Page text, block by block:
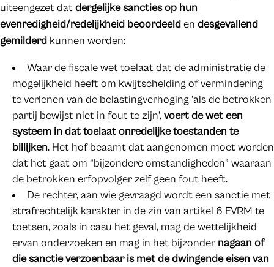
uiteengezet datdergelijke sancties op hun
evenredigheid/redelijkheid beoordeeld en desgevallend
gemilderd kunnen worden:
Waar de fiscale wet toelaat dat de administratie de
mogelijkheid heeft om kwijtschelding of vermindering
te verlenen van de belastingverhoging ‘als de betrokken
partij bewijst niet in fout te zijn’,voert de wet een
systeem in dat toelaat onredelijke toestanden te
billijken. Het hof beaamt dat aangenomen moet worden
dat het gaat om “bijzondere omstandigheden” waaraan
de betrokken erfopvolger zelf geen fout heeft.
De rechter, aan wie gevraagd wordt een sanctie met
strafrechtelijk karakter in de zin van artikel 6 EVRM te
toetsen, zoals in casu het geval, mag de wettelijkheid
ervan onderzoeken en mag in het bijzonder nagaan of
die sanctie verzoenbaar is met de dwingende eisen van